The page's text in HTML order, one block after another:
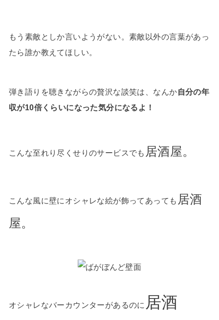
もう素敵としか言いようがない。素敵以外の言葉があっ
たら誰か教えてほしい。
弾き語りを聴きながらの贅沢な談笑は、なんか自分の年
収が10倍くらいになった気分になるよ！
こんな至れり尽くせりのサービスでも 居酒屋。
こんな風に壁にオシャレな絵が飾ってあっても 居酒
屋。
オシャレなバーカウンターがあるのに 居酒